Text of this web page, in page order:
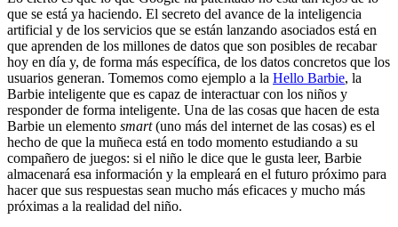
que se está ya haciendo. El secreto del avance de la inteligencia
artificial y de los servicios que se están lanzando asociados está en
que aprenden de los millones de datos que son posibles de recabar
hoy en día y, de forma más específica, de los datos concretos que los
usuarios generan. Tomemos como ejemplo a la Hello Barbie, la
Barbie inteligente que es capaz de interactuar con los niños y
responder de forma inteligente. Una de las cosas que hacen de esta
Barbie un elemento smart(uno más del internet de las cosas) es el
hecho de que la muñeca está en todo momento estudiando a su
compañero de juegos: si el niño le dice que le gusta leer, Barbie
almacenará esa información y la empleará en el futuro próximo para
hacer que sus respuestas sean mucho más eficaces y mucho más
próximas a la realidad del niño.